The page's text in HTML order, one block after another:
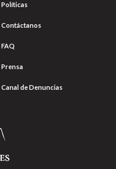
Políticas
Contáctanos
FAQ
Prensa
Canal de Denuncias